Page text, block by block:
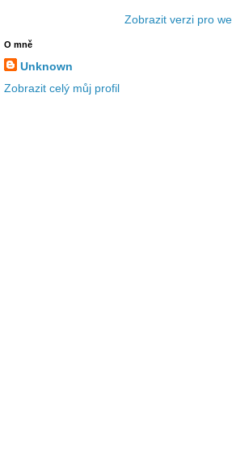
Zobrazit verzi pro
O mně
Unknown
Zobrazit celý můj profil